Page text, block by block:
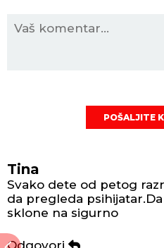
POŠALJITE
Tina
Svako dete od petog
da pregleda
sklone na sigurno
Odgovori